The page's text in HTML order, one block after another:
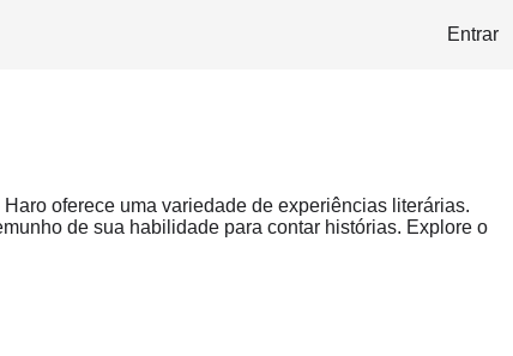
Entrar
oferece uma variedade de experiências literárias.
de sua habilidade para contar histórias. Explore o